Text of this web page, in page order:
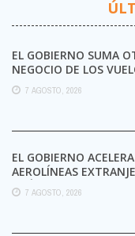
EL GOBIERNO SUMA
NEGOCIO DE LOS
7 AGOSTO, 2026
EL GOBIERNO
AEROLÍNEAS
TRÁMITES
7 AGOSTO, 2026